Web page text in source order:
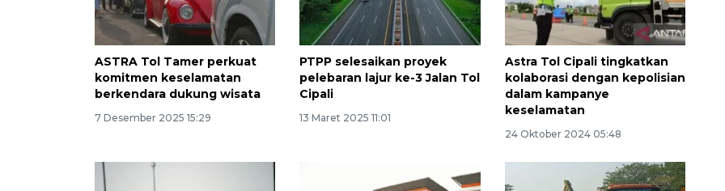
ASTRA Tol Tamer perkuat
komitmen keselamatan
berkendara dukung wisata
7 Desember 2025 15:29
PTPP selesaikan proyek
pelebaran lajur ke-3 Jalan Tol
Cipali
13 Maret 2025 11:01
Astra Tol Cipali tingkatkan
kolaborasi dengan kepolisian
dalam kampanye
keselamatan
24 Oktober 2024 05:48